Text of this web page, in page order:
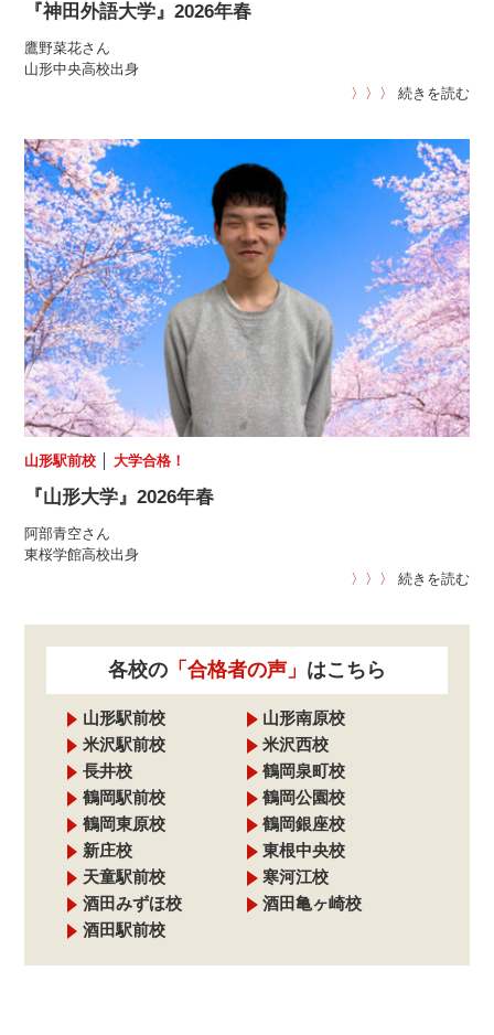
『神田外語大学』2026年春
鷹野菜花さん
山形中央高校出身
〉〉〉
続きを読む
山形駅前校 │大学合格！
『山形大学』2026年春
阿部青空さん
東桜学館高校出身
〉〉〉
続きを読む
各校の 「合格者の声」 はこちら
山形駅前校
山形南原校
米沢駅前校
米沢西校
長井校
鶴岡泉町校
鶴岡駅前校
鶴岡公園校
鶴岡東原校
鶴岡銀座校
新庄校
東根中央校
天童駅前校
寒河江校
酒田みずほ校
酒田亀ヶ崎校
酒田駅前校